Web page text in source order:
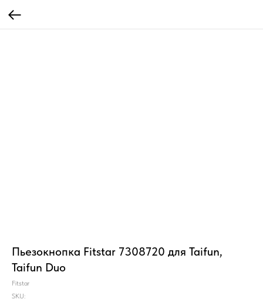
Пьезокнопка Fitstar 7308720 для Taifun,
Taifun Duo
Fitstar
SKU: